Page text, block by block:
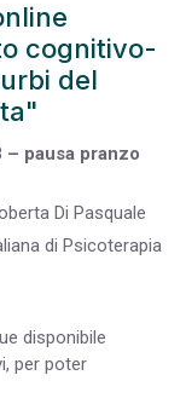
cognitivo-
del
pausa pranzo
Di Pasquale
di Psicoterapia
disponibile
per poter